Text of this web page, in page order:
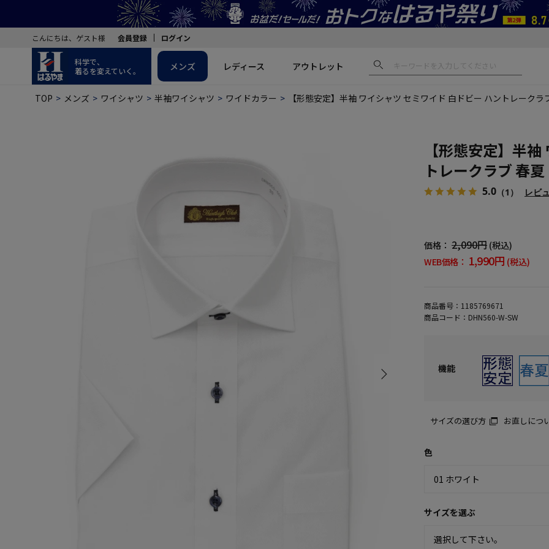
こんにちは、ゲスト様 会員登録 ログイン
科学で、
着るを変えていく。
メンズ レディース アウトレット
TOP メンズ ワイシャツ 半袖ワイシャツ ワイドカラー 【形態安定】半袖 ワイシャツ セミワイド 白ドビー ハントレークラ
【形態安定】半
トレークラブ 春夏
5.0 （1） レビ
価格： 2,090円 (税込)
WEB価格： 1,990円 (税込)
商品番号： 1185769671
商品コード： DHN560-W-SW
機能
サイズの選び方 お直しにつ
色
サイズを選ぶ